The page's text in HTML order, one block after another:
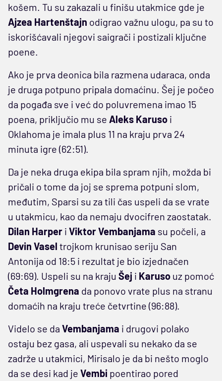
košem. Tu su zakazali u finišu utakmice gde je
Ajzea Hartenštajn odigrao važnu ulogu, pa su to
iskorišćavali njegovi saigrači i postizali ključne
poene.
Ako je prva deonica bila razmena udaraca, onda
je druga potpuno pripala domaćinu. Šej je počeo
da pogađa sve i već do poluvremena imao 15
poena, priključio mu se Aleks Karuso i
Oklahoma je imala plus 11 na kraju prva 24
minuta igre (62:51).
Da je neka druga ekipa bila spram njih, možda bi
pričali o tome da joj se sprema potpuni slom,
međutim, Sparsi su za tili čas uspeli da se vrate
u utakmicu, kao da nemaju dvocifren zaostatak.
Dilan Harper i Viktor Vembanjama su počeli, a
Devin Vasel trojkom krunisao seriju San
Antonija od 18:5 i rezultat je bio izjednačen
(69:69). Uspeli su na kraju Šej i Karuso uz pomoć
Četa Holmgrena da ponovo vrate plus na stranu
domaćih na kraju treće četvrtine (96:88).
Videlo se da Vembanjama i drugovi polako
ostaju bez gasa, ali uspevali su nekako da se
zadrže u utakmici, Mirisalo je da bi nešto moglo
da se desi kad je Vembi poentirao pored